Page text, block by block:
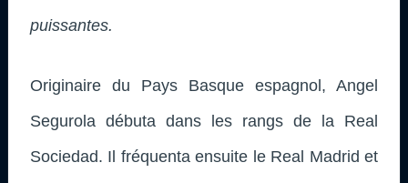
puissantes.
Originaire du Pays Basque espagnol, Angel
Segurola débuta dans les rangs de la Real
Sociedad. Il fréquenta ensuite le Real Madrid et